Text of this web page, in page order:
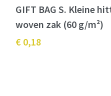
GIFT BAG S. Kleine
woven zak (60 g/m²)
€ 0,18